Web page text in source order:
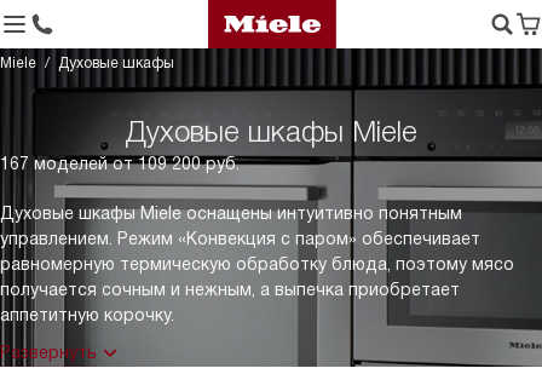
Miele Духовые шкафы
Духовые шкафы Miele
167 моделей от 109 200 руб.
Духовые шкафы Miele оснащены интуитивно понятным
управлением. Режим «Конвекция с паром» обеспечивает
равномерную термическую обработку блюда, поэтому мясо
получается сочным и нежным, а выпечка приобретает
аппетитную корочку.
Развернуть